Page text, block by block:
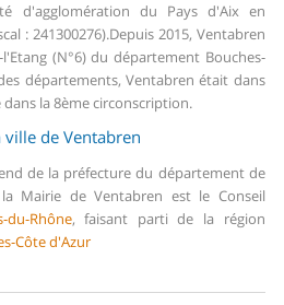
d'agglomération du Pays d'Aix en
: 241300276).Depuis 2015, Ventabren
(N°6) du département Bouches-
départements, Ventabren était dans
dans la 8ème circonscription.
de Ventabren
de la préfecture du département de
Mairie de Ventabren est le Conseil
du-Rhône, faisant parti de la région
Côte d'Azur